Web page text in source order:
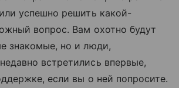
успешно решить какой-
вопрос. Вам охотно будут
знакомые, но и люди,
встретились впервые,
если вы о ней попросите.